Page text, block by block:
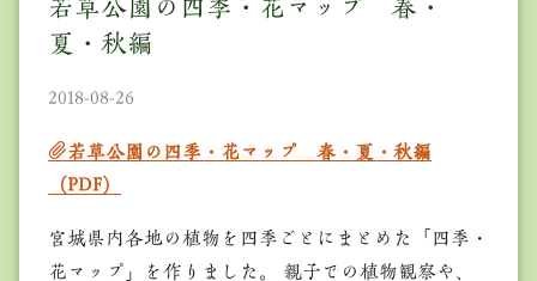
若草公園の四季・花マップ 春・
夏・秋編
2018-08-26
若草公園の四季・花マップ 春・夏・秋編
（PDF）
宮城県内各地の植物を四季ごとにまとめた「四季・
花マップ」を作りました。 親子での植物観察や、